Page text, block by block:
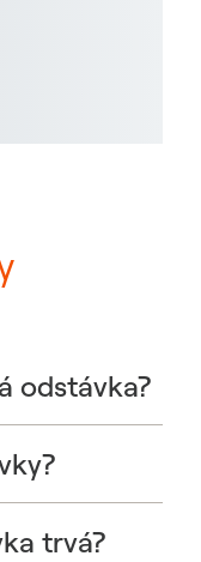
odstávka?
trvá?